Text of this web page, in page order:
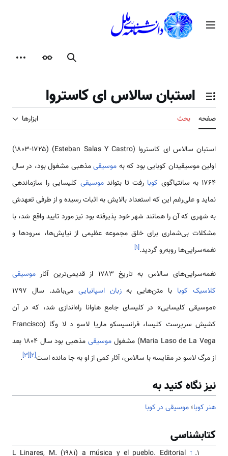
محتوامنوی اصلی
جستجوظاهر
تغییر وضعیت فهرست محتویات
استبان سالاس ای کاستروا
صفحه بحث ابزارها
استبان سالاس ای کاستروا (Esteban Salas Y Castro) (۱۸۰۳-۱۷۲۵)
اولین موسیقیدان کوبایی بود که به موسیقیمذهبی مشغول بود، در سال
۱۷۶۴ به سانتیاگوی
کوبا رفت تا بتواندموسیقی کلیسایی را سازماندهی
نماید و علی‌رغم این که استعداد بالایش به اثبات رسیده و از طرفی تعهدش
به شهری که آن را همانند شهر خود پذیرفته بود نیز مورد تایید واقع شد، با
مشکلات بی‌شماری برای خلق مجموعه عظیمی از نیایش‌ها، سرودها و
نغمه‌سرایی‌ها روبه‌رو گردید.[۱]
نغمه‌سرایی‌های سالاس به تاریخ ۱۷۸۳ از قدیمی‌ترین آثار
موسیقی
کلاسیک کوبا با متن‌هایی بهزبان اسپانیایی
می‌باشد. سال ۱۷۹۷
«موسیقی کلیسایی» در کلیسای جامع هاوانا راه‌اندازی شد، که در آن
کشیش سرپرست کلیسا، فرانسیسکو ماریا لاسو د لا وگا (Francisco
Maria Laso de La Vega) مشغول
موسیقی
مذهبی بود سال ۱۸۰۴ بعد
از مرگ لاسو در مقایسه با سالاس، آثار کمی از او به جا مانده است[۲]
[۳]
.
نیز نگاه کنید به
هنر کوبا؛ موسیقی در کوبا
کتابشناسی
↑
L Linares, M. (1981) a música y el pueblo. Editorial